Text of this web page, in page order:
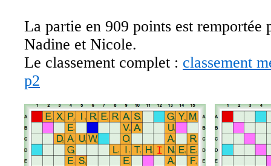
La partie en 909 points est remportée
Nadine et Nicole.
Le classement complet : classement
p2